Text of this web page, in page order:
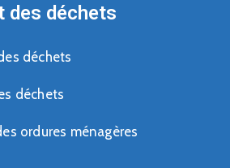
des déchets
déchets
déchets
ordures ménagères